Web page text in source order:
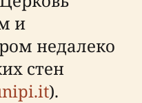
и
недалеко
стен
).